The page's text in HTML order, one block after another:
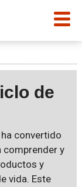
de
convertido
comprender y
y
vida. Este